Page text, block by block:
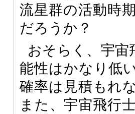
流星群の活動時
だろうか？
おそらく、宇宙
能性はかなり低
確率は見積もれ
また、宇宙飛行